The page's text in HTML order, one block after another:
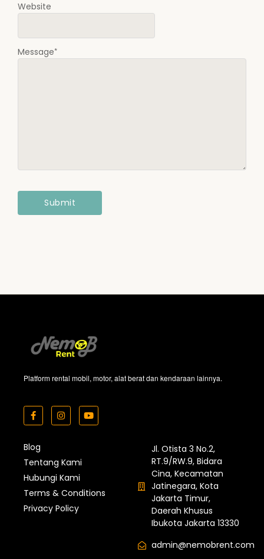
Message*
Website
Platform rental mobil, motor, alat berat dan kendaraan lainnya.
Blog
Tentang Kami
Hubungi Kami
Terms & Conditions
Privacy Policy
Jl. Otista 3 No.2,
RT.9/RW.9, Bidara
Cina, Kecamatan
Jatinegara, Kota
Jakarta Timur,
Daerah Khusus
Ibukota Jakarta 13330
admin@nemobrent.com